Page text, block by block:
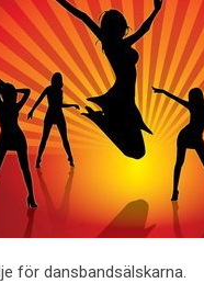
för dansbandsälskarna.